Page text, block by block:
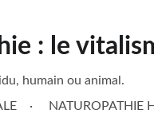
: le
humain ou animal.
NATUROPATHIE